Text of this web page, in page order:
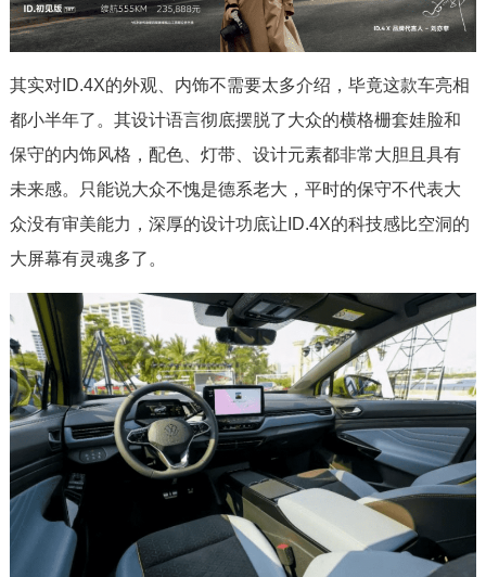
其实对ID.4X的外观、内饰不需要太多介绍，毕竟这款车亮相
都小半年了。其设计语言彻底摆脱了大众的横格栅套娃脸和
保守的内饰风格，配色、灯带、设计元素都非常大胆且具有
未来感。只能说大众不愧是德系老大，平时的保守不代表大
众没有审美能力，深厚的设计功底让ID.4X的科技感比空洞的
大屏幕有灵魂多了。